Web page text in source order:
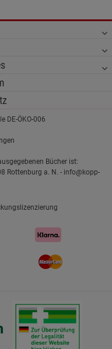
DE-ÖKO-006
Bücher ist:
Rottenburg a. N. - info@kopp-